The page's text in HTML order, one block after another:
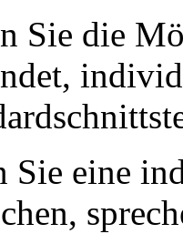
Sie die
Sie eine